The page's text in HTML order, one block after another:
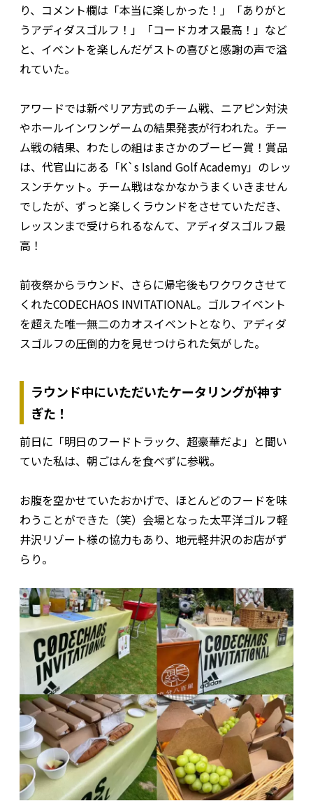
り、コメント欄は「本当に楽しかった！」「ありがと
うアディダスゴルフ！」「コードカオス最高！」など
と、イベントを楽しんだゲストの喜びと感謝の声で溢
れていた。
アワードでは新ペリア方式のチーム戦、ニアピン対決
やホールインワンゲームの結果発表が行われた。チー
ム戦の結果、わたしの組はまさかのブービー賞！賞品
は、代官山にある「K`s Island Golf Academy」のレッ
スンチケット。チーム戦はなかなかうまくいきません
でしたが、ずっと楽しくラウンドをさせていただき、
レッスンまで受けられるなんて、アディダスゴルフ最
高！
前夜祭からラウンド、さらに帰宅後もワクワクさせて
くれたCODECHAOS INVITATIONAL。ゴルフイベント
を超えた唯一無二のカオスイベントとなり、アディダ
スゴルフの圧倒的力を見せつけられた気がした。
ラウンド中にいただいたケータリングが神す
ぎた！
前日に「明日のフードトラック、超豪華だよ」と聞い
ていた私は、朝ごはんを食べずに参戦。
お腹を空かせていたおかげで、ほとんどのフードを味
わうことができた（笑）会場となった太平洋ゴルフ軽
井沢リゾート様の協力もあり、地元軽井沢のお店がず
らり。